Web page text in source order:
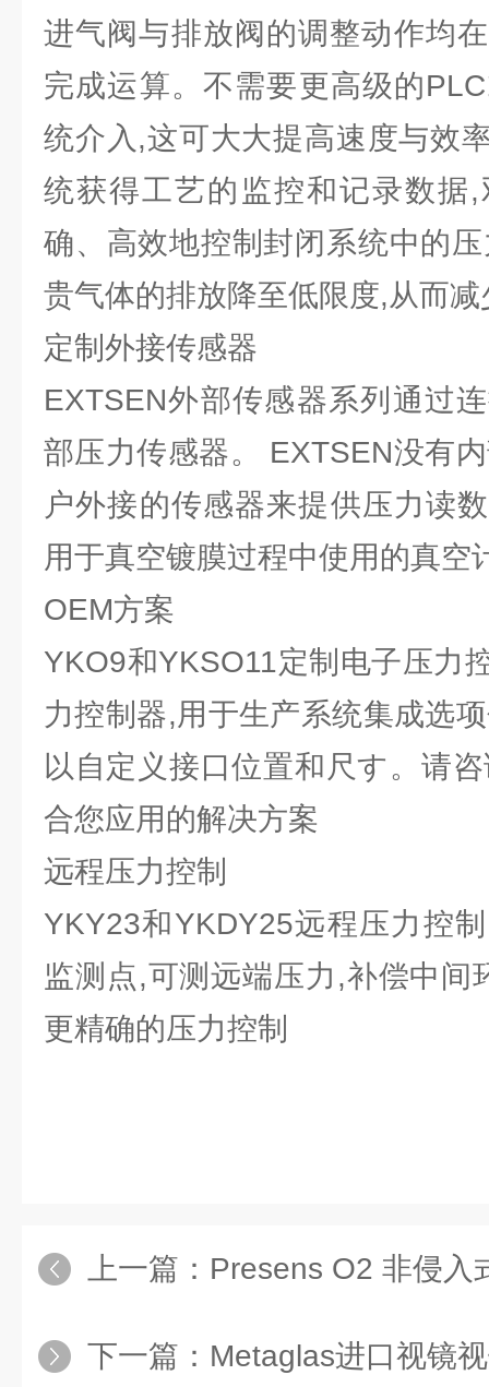
进气阀与排放阀的调整动作均
完成运算。不需要更高级的
统介入,这可大大提高速度与效
统获得工艺的监控和记录数据
确、高效地控制封闭系统中的
贵气体的排放降至低限度,从而
定制外接传感器
EXTSEN外部传感器系列通过
部压力传感器。 EXTSEN没有
户外接的传感器来提供压力读
用于真空镀膜过程中使用的真空
OEM方案
YKO9和YKSO11定制电子压力
力控制器,用于生产系统集成选
以自定义接口位置和尺す。请
合您应用的解决方案
远程压力控制
YKY23和YKDY25远程压力控
监测点,可测远端压力,补偿中间
更精确的压力控制
上一篇： Presens O2 非侵入
下一篇： Metaglas进口视镜